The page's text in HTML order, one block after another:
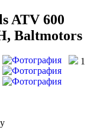
ATV 600
Baltmotors
1